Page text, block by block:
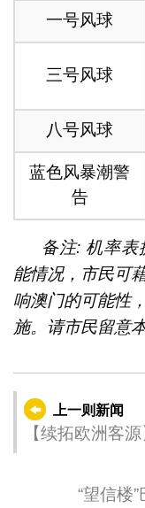
一号风球
三号风球
八号风球
蓝色风暴潮警
告
备注: 机率
能情况，市民可
响澳门的可能性
施。请市民留意
上一则新闻
【续拓欧洲客
“望信楼